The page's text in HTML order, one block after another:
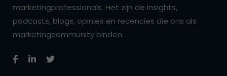
marketingprofessionals. Het zijn de insights,
podcasts, blogs, opinies en recencies die ons als
marketingcommunity binden.